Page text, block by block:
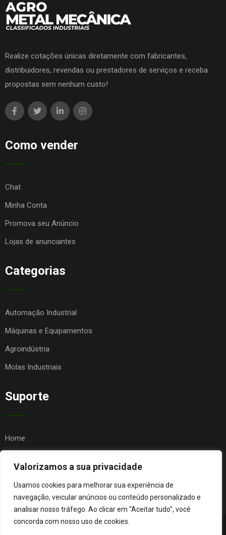
Valorizamos a sua privacidade
Usamos cookies para melhorar sua experiência de
navegação, veicular anúncios ou conteúdo personalizado e
analisar nosso tráfego. Ao clicar em "Aceitar tudo", você
concorda com nosso uso de cookies.
Realize cotações únicas diretamente com fabricantes,
distribuidores, revendas ou prestadores de serviços e receba
propostas sem nenhum custo!
Como vender
Chat
Minha Conta
Promova seu Anúncio
Lojas de anunciantes
Categorias
Automação Industrial
Máquinas e Equipamentos
Agroindústria
Molas Industriais
Suporte
Home